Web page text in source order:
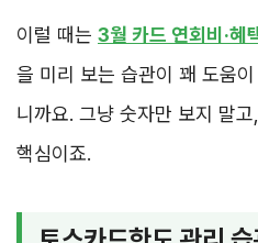
이럴 때는 3월 카드 연회비·혜
을 미리 보는 습관이 꽤 도움
니까요. 그냥 숫자만 보지 말
핵심이죠.